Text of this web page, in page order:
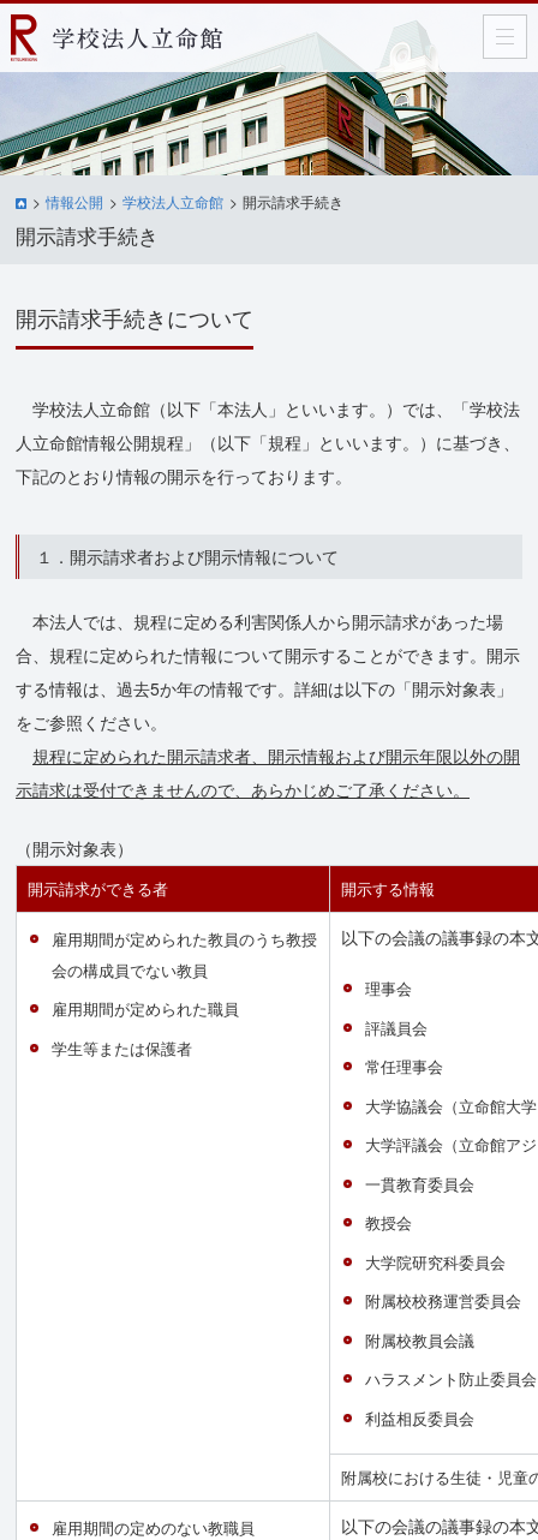
情報公開 学校法人立命館 開示請求手続き
開示請求手続き
開示請求手続きについて
学校法人立命館（以下「本法人」といいます。）では、「学校法
人立命館情報公開規程」（以下「規程」といいます。）に基づき、
下記のとおり情報の開示を行っております。
１．開示請求者および開示情報について
本法人では、規程に定める利害関係人から開示請求があった場
合、規程に定められた情報について開示することができます。開示
する情報は、過去5か年の情報です。詳細は以下の「開示対象表」
をご参照ください。
規程に定められた開示請求者、開示情報および開示年限以外の開
示請求は受付できませんので、あらかじめご了承ください。
（開示対象表）
開示請求ができる者 開示する情報
雇用期間が定められた教員のうち教授
会の構成員でない教員
雇用期間が定められた職員
学生等または保護者
以下の会議の議事録の本
理事会
評議員会
常任理事会
大学協議会（立命館大
大学評議会（立命館ア
一貫教育委員会
教授会
大学院研究科委員会
附属校校務運営委員会
附属校教員会議
ハラスメント防止委員会
利益相反委員会
附属校における生徒・児童
雇用期間の定めのない教職員
以下の会議の議事録の本